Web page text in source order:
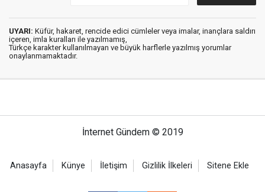
UYARI: Küfür, hakaret, rencide edici cümleler veya imalar, inançlara saldırı
içeren, imla kuralları ile yazılmamış,
Türkçe karakter kullanılmayan ve büyük harflerle yazılmış yorumlar
onaylanmamaktadır.
İnternet Gündem © 2019
Anasayfa Künye İletişim Gizlilik İlkeleri Sitene Ekle